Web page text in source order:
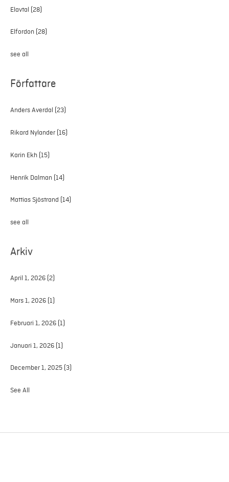
Elavtal (28)
Elfordon (28)
see all
Författare
Anders Averdal (23)
Rikard Nylander (16)
Karin Ekh (15)
Henrik Dalman (14)
Mattias Sjöstrand (14)
see all
Arkiv
April 1, 2026 (2)
Mars 1, 2026 (1)
Februari 1, 2026 (1)
Januari 1, 2026 (1)
December 1, 2025 (3)
See All